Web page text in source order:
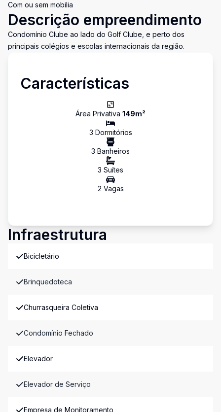
Com ou sem mobilia
Descrição empreendimento
Condomínio Clube ao lado do Golf Clube, e perto dos
principais colégios e escolas internacionais da região.
Características
Área Privativa 149m²
3 Dormitórios
3 Banheiros
3 Suítes
2 Vagas
Infraestrutura
Bicicletário
Brinquedoteca
Churrasqueira Coletiva
Condomínio Fechado
Elevador
Elevador de Serviço
Empresa de Monitoramento